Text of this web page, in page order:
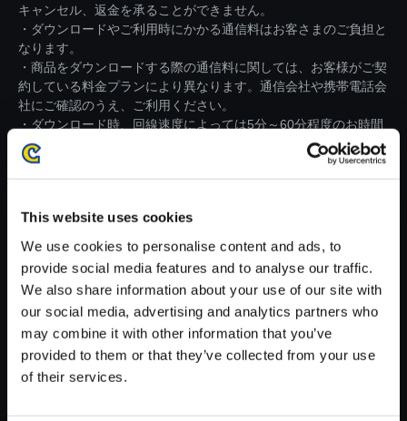
This website uses cookies
We use cookies to personalise content and ads, to
provide social media features and to analyse our traffic.
We also share information about your use of our site with
our social media, advertising and analytics partners who
may combine it with other information that you’ve
provided to them or that they’ve collected from your use
of their services.
キャンセル、返金を承ることができません。
・ダウンロードやご利用時にかかる通信料はお客さまのご負担と
なります。
・商品をダウンロードする際の通信料に関しては、お客様がご契
約している料金プランにより異なります。通信会社や携帯電話会
社にご確認のうえ、ご利用ください。
・ダウンロード時、回線速度によっては5分～60分程度のお時間
がかかる場合がございます。
※ご購入いただいたファイルのダウンロードの際には、通信環境
が安定しているWifi環境でお試しください。
【単曲】ストリートファイターI
Vシリーズ サウンドBOX Them
e of Hakan